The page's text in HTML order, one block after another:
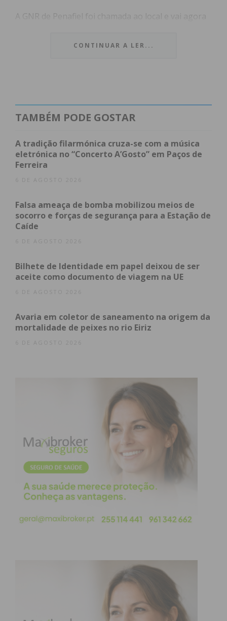
A GNR de Penafiel foi chamada ao local e vai agora
estabelecimento comercial para perceber os
Subscreva a newsletter do
Imediato
Assine nossa newsletter por e-mail e
obtenha de forma regular a informação
Eu li e concordo com os
CONTINUAR A LER...
TAMBÉM PODE GOSTAR
A tradição filarmónica cruza-se com a música
eletrónica no “Concerto A’Gosto” em Paços de
Ferreira
6 DE AGOSTO 2026
Falsa ameaça de bomba mobilizou meios de
socorro e forças de segurança para a Estação de
Caíde
6 DE AGOSTO 2026
Bilhete de Identidade em papel deixou de ser
aceite como documento de viagem na UE
6 DE AGOSTO 2026
Avaria em coletor de saneamento na origem da
mortalidade de peixes no rio Eiriz
6 DE AGOSTO 2026